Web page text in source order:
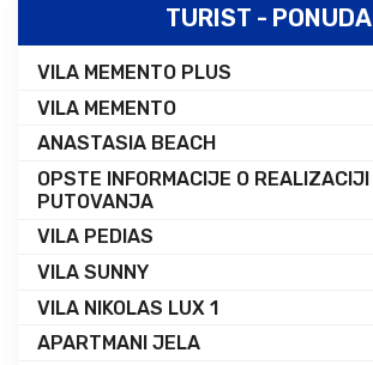
TURIST - PONUDA
VILA MEMENTO PLUS
VILA MEMENTO
ANASTASIA BEACH
OPSTE INFORMACIJE O REALIZACIJI
PUTOVANJA
VILA PEDIAS
VILA SUNNY
VILA NIKOLAS LUX 1
APARTMANI JELA